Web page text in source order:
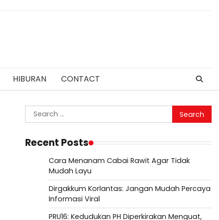
HIBURAN CONTACT
Search
for:
Recent Posts
Cara Menanam Cabai Rawit Agar Tidak
Mudah Layu
Dirgakkum Korlantas: Jangan Mudah Percaya
Informasi Viral
PRU16: Kedudukan PH Diperkirakan Menguat,